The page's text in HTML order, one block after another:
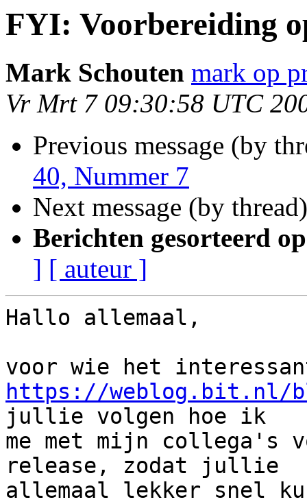
FYI: Voorbereiding
Mark Schouten mark op
Vr Mrt 7 09:30:58 UTC
Previous message (by
40, Nummer 7
Next message (by
Berichten gesorteerd
] [ auteur ]
Hallo allemaal,
https://weblog.bit.nl/
jullie volgen hoe ik
me met mijn collega's
release, zodat jullie
allemaal lekker snel